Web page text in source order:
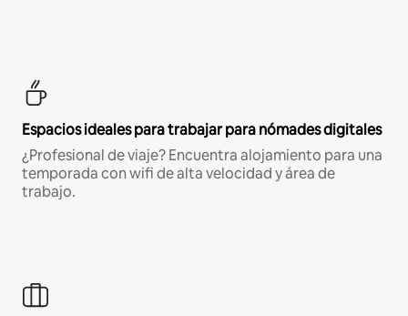
Espacios ideales para trabajar para nómades digitales
¿Profesional de viaje? Encuentra alojamiento para una
temporada con wifi de alta velocidad y área de
trabajo.